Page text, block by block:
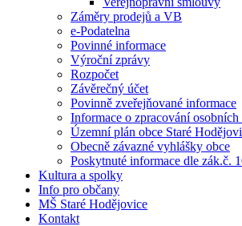
Záměry prodejů a VB
e-Podatelna
Povinné informace
Výroční zprávy
Rozpočet
Závěrečný účet
Povinně zveřejňované informace
Informace o zpracování osobních
Územní plán obce Staré
Obecně závazné vyhlášky obce
Poskytnuté informace dle zák.č.
Kultura a spolky
Info pro občany
MŠ Staré Hodějovice
Kontakt